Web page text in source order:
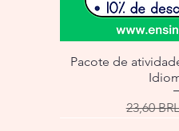
Pacote de
Precio
23,60 BRL